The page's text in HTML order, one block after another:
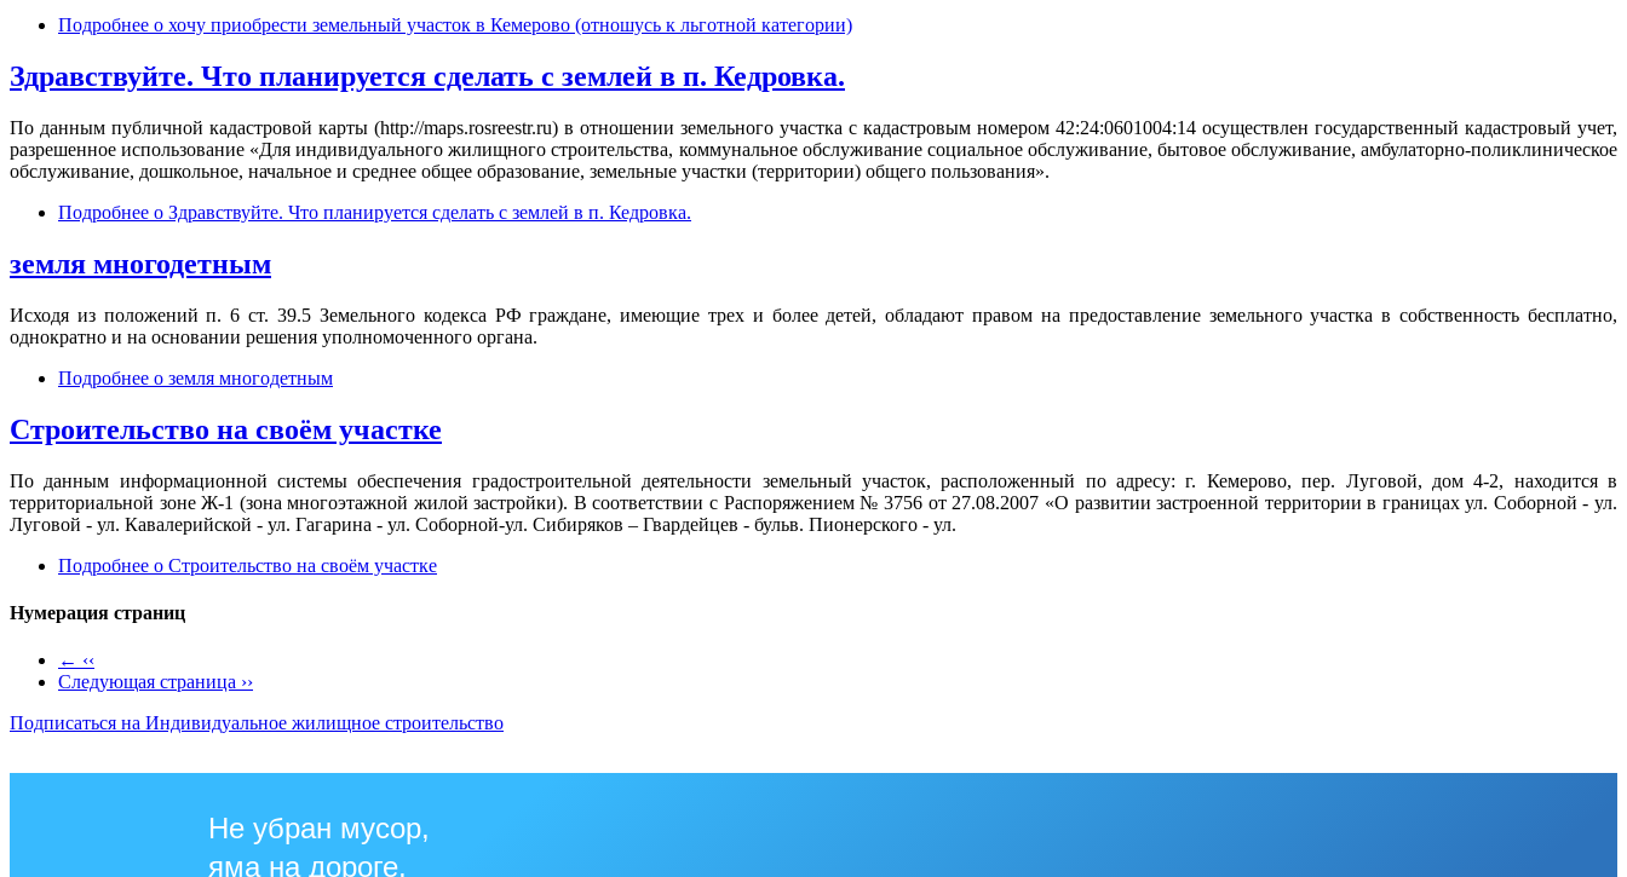
Подробнее о хочу приобрести земельный участок в Кемерово (отношусь к льготной категории)
Здравствуйте. Что планируется сделать с землей в п. Кедровка.
По данным публичной кадастровой карты (http://maps.rosreestr.ru) в отношении земельного участка с кадастровым номером 42:24:0601004:14 осуществлен государственный кадастровый учет,
разрешенное использование «Для индивидуального жилищного строительства, коммунальное обслуживание социальное обслуживание, бытовое обслуживание, амбулаторно-поликлиническое
обслуживание, дошкольное, начальное и среднее общее образование, земельные участки (территории) общего пользования».
Подробнее о Здравствуйте. Что планируется сделать с землей в п. Кедровка.
земля многодетным
Исходя из положений п. 6 ст. 39.5 Земельного кодекса РФ граждане, имеющие трех и более детей, обладают правом на предоставление земельного участка в собственность бесплатно,
однократно и на основании решения уполномоченного органа.
Подробнее о земля многодетным
Строительство на своём участке
По данным информационной системы обеспечения градостроительной деятельности земельный участок, расположенный по адресу: г. Кемерово, пер. Луговой, дом 4-2, находится в
территориальной зоне Ж-1 (зона многоэтажной жилой застройки). В соответствии с Распоряжением № 3756 от 27.08.2007 «О развитии застроенной территории в границах ул. Соборной - ул.
Луговой - ул. Кавалерийской - ул. Гагарина - ул. Соборной-ул. Сибиряков – Гвардейцев - бульв. Пионерского - ул.
Подробнее о Строительство на своём участке
Нумерация страниц
← ‹‹
Следующая страница ››
Подписаться на Индивидуальное жилищное строительство
Не убран мусор,
яма на дороге,